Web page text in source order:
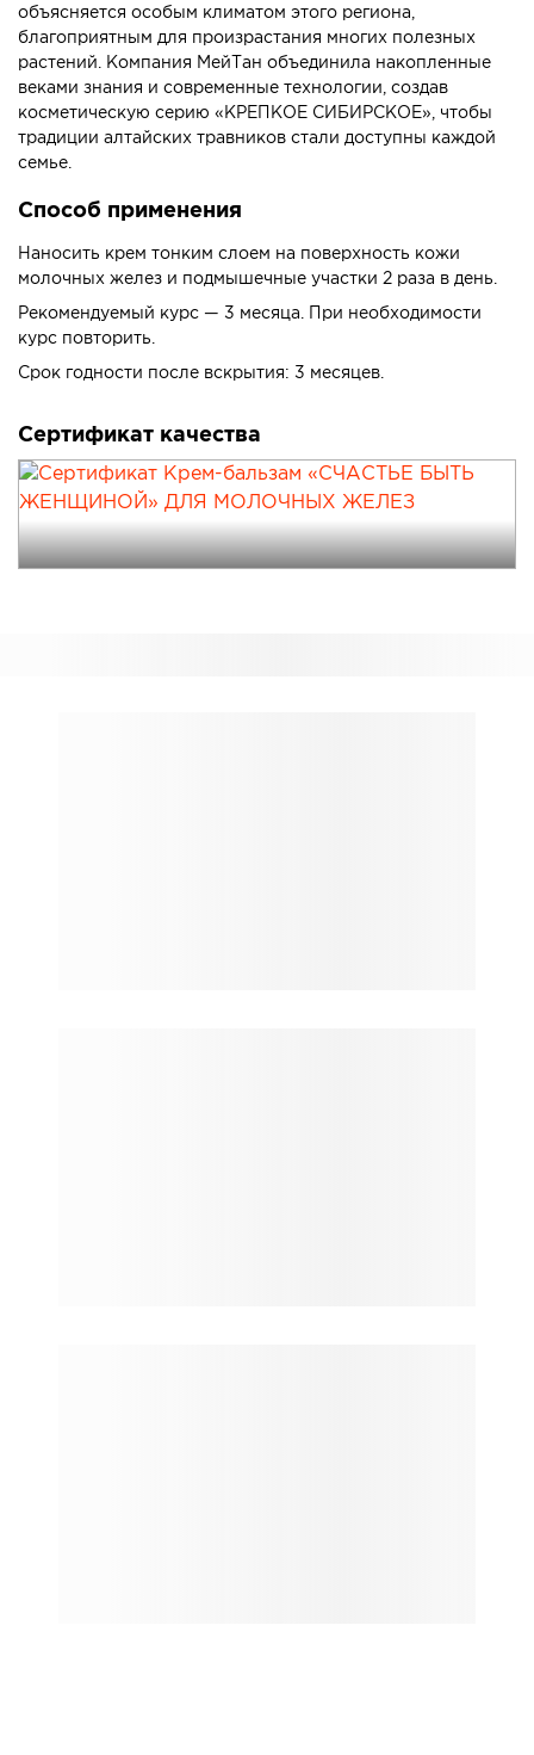
объясняется особым климатом этого региона,
благоприятным для произрастания многих полезных
растений. Компания МейТан объединила накопленные
веками знания и современные технологии, создав
косметическую серию «КРЕПКОЕ СИБИРСКОЕ», чтобы
традиции алтайских травников стали доступны каждой
семье.
Способ применения
Наносить крем тонким слоем на поверхность кожи
молочных желез и подмышечные участки 2 раза в день.
Рекомендуемый курс — 3 месяца. При необходимости
курс повторить.
Срок годности после вскрытия: 3 месяцев.
Сертификат качества